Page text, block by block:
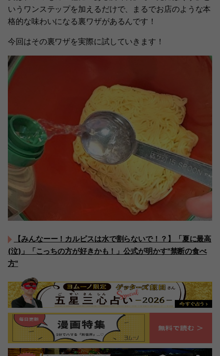
いうワンステップを加えるだけで、まるでお店のような本
格的な味わいになる裏ワザがあるんです！
今回はその裏ワザを実際に試していきます！
【みんなーー！カルピスは水で割らないで！？】「夏に最高
(泣)」「こっちの方が好きかも！」公式が明かす"禁断の食べ
方"